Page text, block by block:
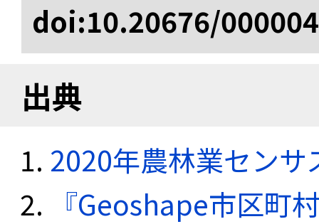
doi:10.20676/
出典
2020年農林業セン
『Geoshape市区町